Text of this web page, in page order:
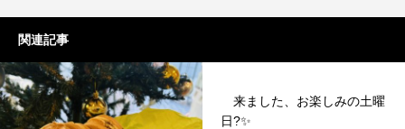
関連記事
来ました、お楽しみの土曜
日?✨